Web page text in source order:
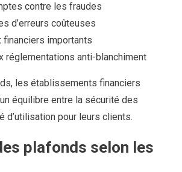
contre les fraudes
d’erreurs coûteuses
financiers importants
réglementations anti-blanchiment
les établissements financiers
équilibre entre la sécurité des
d’utilisation pour leurs clients.
plafonds selon les